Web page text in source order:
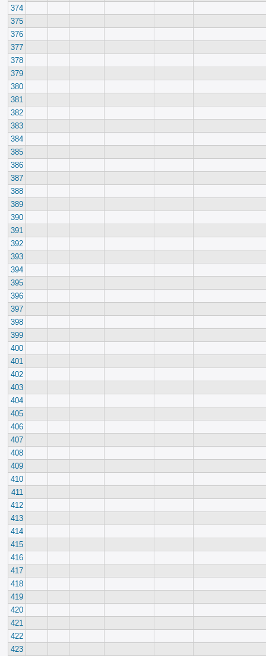
374
375
376
377
378
379
380
381
382
383
384
385
386
387
388
389
390
391
392
393
394
395
396
397
398
399
400
401
402
403
404
405
406
407
408
409
410
411
412
413
414
415
416
417
418
419
420
421
422
423